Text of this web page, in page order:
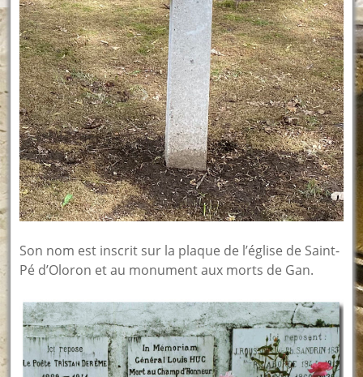
Son nom est inscrit sur la plaque de l’église de Saint-
Pé d’Oloron et au monument aux morts de Gan.